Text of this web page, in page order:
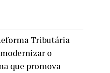
Tributária
o
que promova